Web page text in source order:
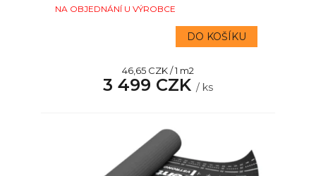
NA OBJEDNÁNÍ U VÝROBCE
3 499 CZK / ks
Měrná
cena:
46,65 CZK / 1 m2
DO KOŠÍKU